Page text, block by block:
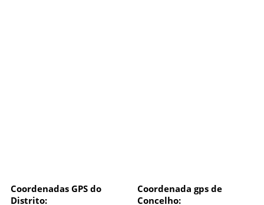
Coordenadas GPS do
Distrito:
Coordenada gps de
Concelho: